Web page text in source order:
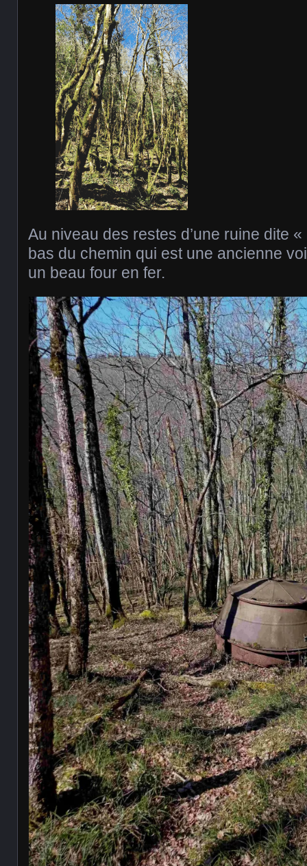
Au niveau des restes d’une ruine dite
bas du chemin qui est une ancienne
un beau four en fer.